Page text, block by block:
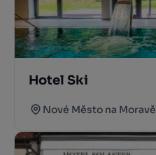
Hotel Ski
Nové Město na Moravě